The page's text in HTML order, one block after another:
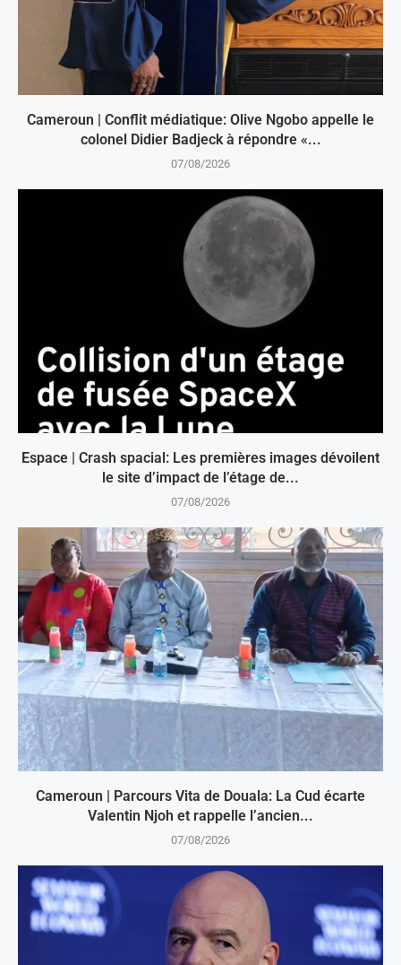
Cameroun | Conflit médiatique: Olive Ngobo appelle le
colonel Didier Badjeck à répondre «...
07/08/2026
Espace | Crash spacial: Les premières images dévoilent
le site d’impact de l’étage de...
07/08/2026
Cameroun | Parcours Vita de Douala: La Cud écarte
Valentin Njoh et rappelle l’ancien...
07/08/2026